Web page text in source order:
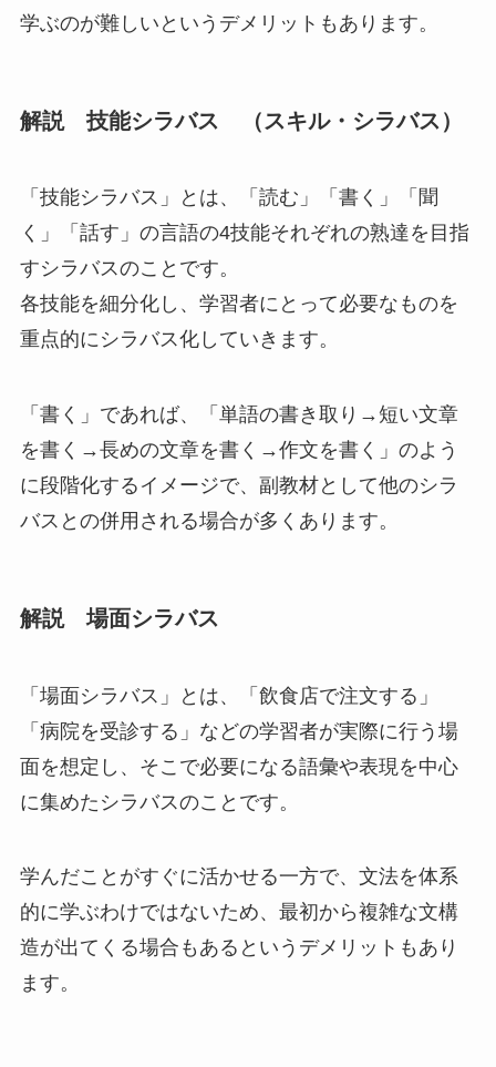
学ぶのが難しいというデメリットもあります。
解説 技能シラバス （スキル・シラバス）
「技能シラバス」 とは、
「読む」「書く」「聞
く」「話す」の言語の4技能それぞれの熟達を目指
すシラバスのことです。
各技能を細分化し、学習者にとって必要なものを
重点的にシラバス化していきます。
「書く」であれば、「単語の書き取り→短い文章
を書く→長めの文章を書く→作文を書く」のよう
に段階化するイメージで、副教材として他のシラ
バスとの併用される場合が多くあります。
解説 場面シラバス
「場面シラバス」 とは、
「飲食店で注文する」
「病院を受診する」などの学習者が実際に行う場
面を想定し、そこで必要になる語彙や表現を中心
に集めたシラバスのことです。
学んだことがすぐに活かせる一方で、文法を体系
的に学ぶわけではないため、最初から複雑な文構
造が出てくる場合もあるというデメリットもあり
ます。